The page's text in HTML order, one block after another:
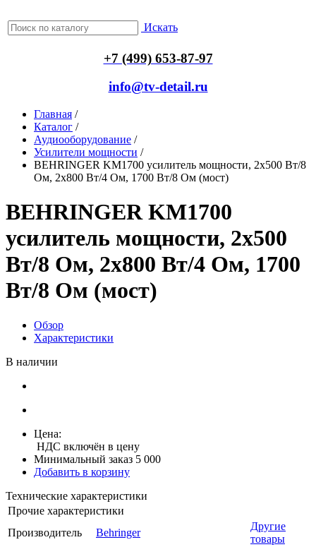
Искать
+7 (499) 653-87-97
info@tv-detail.ru
Главная /
Каталог /
Аудиооборудование /
Усилители мощности /
BEHRINGER KM1700 усилитель мощности, 2х500 Вт/8
Ом, 2х800 Вт/4 Ом, 1700 Вт/8 Ом (мост)
BEHRINGER KM1700
усилитель мощности, 2х500
Вт/8 Ом, 2х800 Вт/4 Ом, 1700
Вт/8 Ом (мост)
Обзор
Характеристики
В наличии
Цена:
НДС включён в цену
Минимальный заказ 5 000
Добавить в корзину
Технические характеристики
Прочие характеристики
Производитель
Behringer
Другие
товары